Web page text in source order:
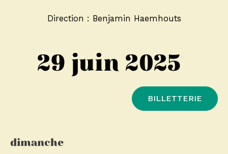
Direction : Benjamin Haemhouts
29 juin 2025
BILLETTERIE
dimanche